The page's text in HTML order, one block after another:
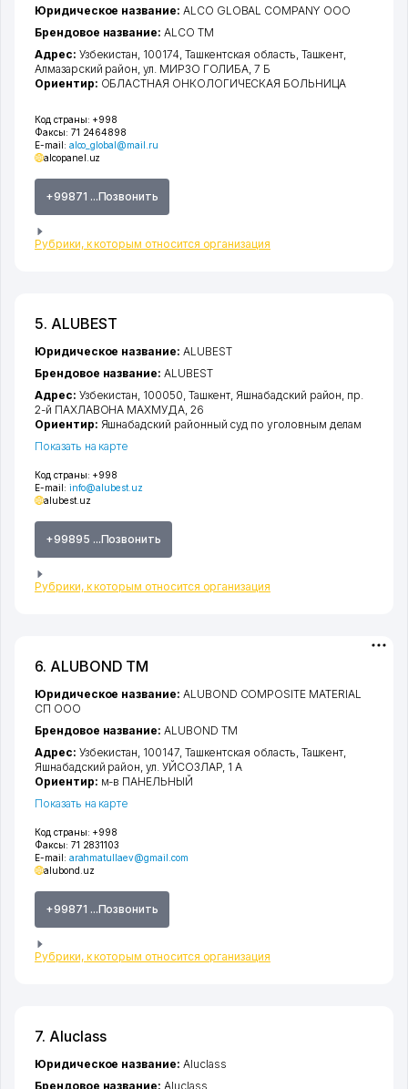
Код страны: +998
Факсы: 71 2464898
E-mail: alco_global@mail.ru
alcopanel.uz
+99871 ...Позвонить
Рубрики, к которым относится организация
Юридическое название: ALCO GLOBAL COMPANY ООО
Брендовое название: ALCO ТМ
Адрес: Узбекистан, 100174, Ташкентская область Ташкент
Алмазарский район ,ул. МИРЗО ГОЛИБА , 7 Б
Ориентир: ОБЛАСТНАЯ ОНКОЛОГИЧЕСКАЯ БОЛЬНИЦА
5. ALUBEST
Код страны: +998
E-mail: info@alubest.uz
alubest.uz
+99895 ...Позвонить
Рубрики, к которым относится организация
Юридическое название: ALUBEST
Брендовое название: ALUBEST
Адрес: Узбекистан, 100050, Ташкент Яшнабадский район пр.
2-й ПАХЛАВОНА МАХМУДА, 26
Ориентир: Яшнабадский районный суд по уголовным делам
Показать на карте
6. ALUBOND ТМ
Код страны: +998
Факсы: 71 2831103
E-mail: arahmatullaev@gmail.com
alubond.uz
+99871 ...Позвонить
Рубрики, к которым относится организация
Юридическое название: ALUBOND COMPOSITE MATERIAL
СП ООО
Брендовое название: ALUBOND ТМ
Адрес: Узбекистан, 100147, Ташкентская область, Ташкент,
Яшнабадский район,ул. УЙСОЗЛАР, 1 А
Ориентир: м-в ПАНЕЛЬНЫЙ
Показать на карте
7. Aluclass
Юридическое название: Aluclass
Брендовое название: Aluclass